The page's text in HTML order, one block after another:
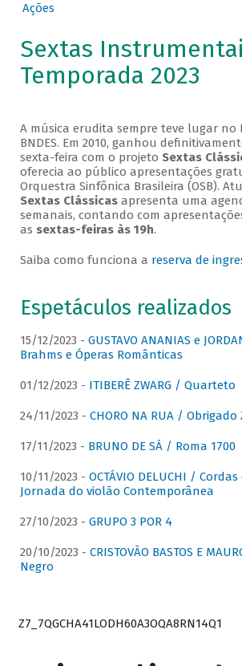
Ações
Sextas
Temporada 2023
A música erudita sempre teve lugar no
BNDES. Em 2010, ganhou
sexta-feira com o projeto Sextas
oferecia ao público apresentações
Orquestra Sinfônica Brasileira (OSB).
Sextas Clássicasapresenta uma
semanais, contando com
as sextas-feiras às 19h.
Saiba como funciona a reserva de
Espetáculos realizados
15/12/2023 - GUSTAVO ANANIAS e
Brahms e Óperas Românticas
01/12/2023 - ITIBERÊ ZWARG / Quarteto
24/11/2023 - CHORO NA RUA /
17/11/2023 - BRUNO DE SÁ / Roma 1700
10/11/2023 - OCTÁVIO DELUCHI /
Jornada do violão Contemporânea
27/10/2023 - GRUPO 3 POR 4
20/10/2023 - CRISTOVÃO BASTOS E
Negro
Z7_7QGCHA41LODH60A3OQA8RN14Q1